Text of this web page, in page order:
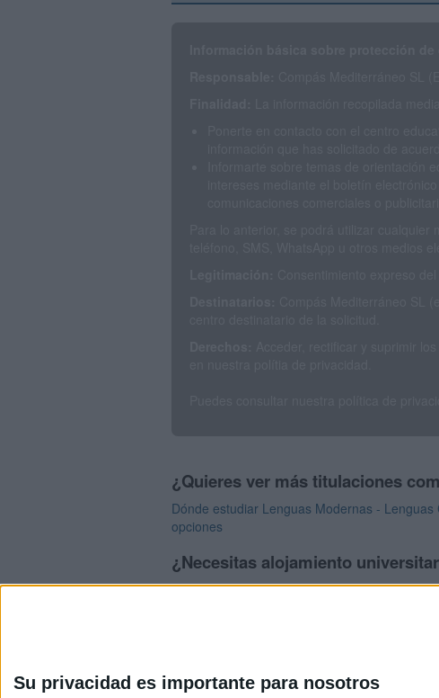
Su privacidad es importante para nosotros
¿Quieres ver más titulaciones
Dónde estudiar Lenguas Modernas -
opciones
¿Necesitas alojamiento
>> Residencias de estudiantes y colegios